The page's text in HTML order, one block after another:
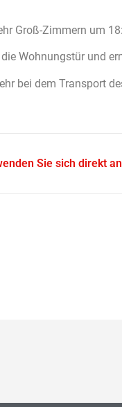
Groß-Zimmern um
Wohnungstür und
bei dem Transport
Sie sich direkt